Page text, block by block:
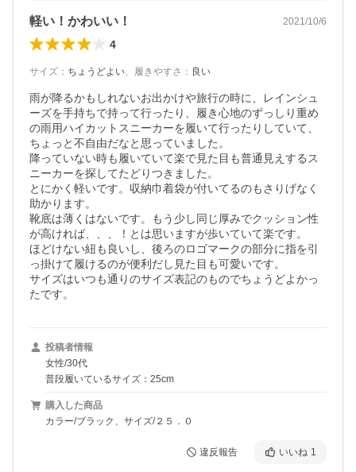
軽い！かわいい！ 2021/10/6
4
サイズ ： ちょうどよい、 履きやすさ ： 良い
雨が降るかもしれないお出かけや旅行の時に、レインシュ
ーズを手持ちで持って行ったり、履き心地のずっしり重め
の雨用ハイカットスニーカーを履いて行ったりしていて、
ちょっと不自由だなと思っていました。
降っていない時も履いていて楽で見た目も普通見えするス
ニーカーを探してたどりつきました。
とにかく軽いです。収納巾着袋が付いてるのもさりげなく
助かります。
靴底は薄くはないです。もう少し同じ厚みでクッション性
が高ければ、、、！とは思いますが歩いていて楽です。
ほどけない紐も良いし、後ろのロゴマークの部分に指を引
っ掛けて履けるのが便利だし見た目も可愛いです。
サイズはいつも通りのサイズ表記のものでちょうどよかっ
たです。
投稿者情報
女性/30代
普段履いているサイズ：25cm
購入した商品
カラー/ブラック、サイズ/２５．０
違反報告 いいね 1